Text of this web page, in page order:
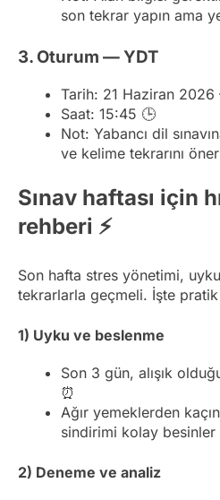
son tekrar yapın ama
3. Oturum — YDT
Tarih: 21 Haziran
Saat: 15:45 🕒
Not: Yabancı dil
ve kelime tekrarını
Sınav haftası için
rehberi ⚡
Son hafta stres yönetimi,
tekrarlarla geçmeli. İşte
1) Uyku ve beslenme
Son 3 gün, alışık
⏰
Ağır yemeklerden
sindirimi kolay besinler
2) Deneme ve analiz